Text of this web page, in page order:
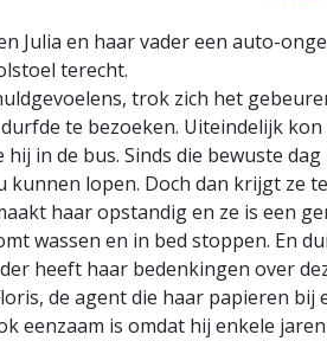
Julia en haar vader een auto-
terecht.
trok zich het
te bezoeken. Uiteindelijk
in de bus. Sinds die bewuste
kunnen lopen. Doch dan krijgt ze
haar opstandig en ze is een
wassen en in bed stoppen. En
heeft haar bedenkingen over
de agent die haar papieren
eenzaam is omdat hij enkele